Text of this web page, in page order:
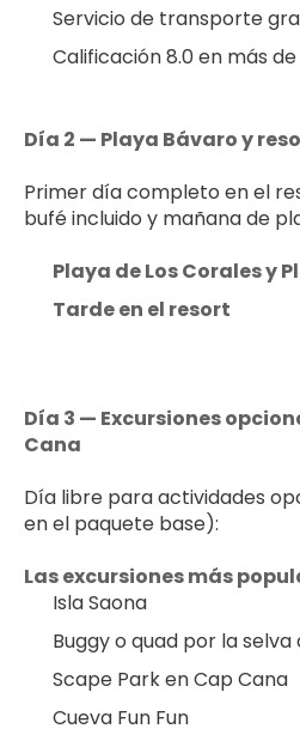
Servicio de transporte
Calificación 8.0 en más de
Día 2 — Playa Bávaro y
Primer día completo en el
bufé incluido y mañana de
Playa de Los Corales y
Tarde en el resort
Día 3 — Excursiones
Cana
Día libre para actividades
en el paquete base):
Las excursiones más
Isla Saona
Buggy o quad por la
Scape Park en Cap Cana
Cueva Fun Fun